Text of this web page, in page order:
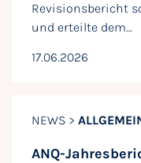
Revisionsbericht
und erteilte dem…
17.06.2026
NEWS >
ANQ-